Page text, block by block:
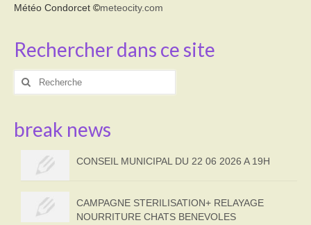
Météo Condorcet ©meteocity.com
Rechercher dans ce site
Rechercher
break news
CONSEIL MUNICIPAL DU 22 06 2026 A 19H
CAMPAGNE STERILISATION+ RELAYAGE
NOURRITURE CHATS BENEVOLES